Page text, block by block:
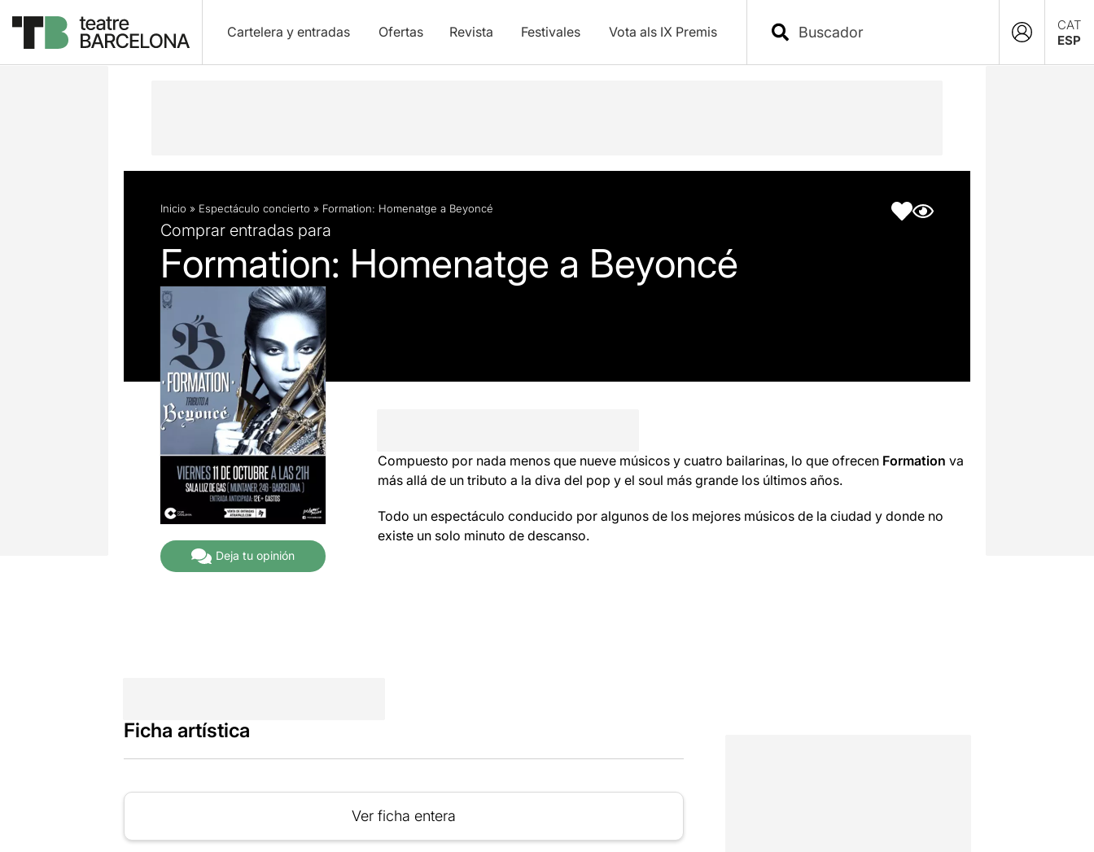
Cartelera y entradas Ofertas Revista Festivales Vota als IX Premis
CAT
ESP
Descripción Ficha artística
Inicio » Espectáculo concierto » Formation: Homenatge a Beyoncé
Comprar entradas para
Formation: Homenatge a Beyoncé
Deja tu opinión
Compuesto por nada menos que nueve músicos y cuatro bailarinas, lo que ofrecen Formation va
más allá de un tributo a la diva del pop y el soul más grande los últimos años.
Todo un espectáculo conducido por algunos de los mejores músicos de la ciudad y donde no
existe un solo minuto de descanso.
Ficha artística
Ver ficha entera